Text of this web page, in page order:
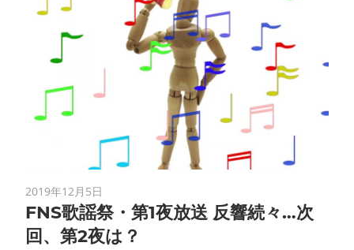
2019年12月5日
FNS歌謡祭・第1夜放送 反響続々…次
回、第2夜は？